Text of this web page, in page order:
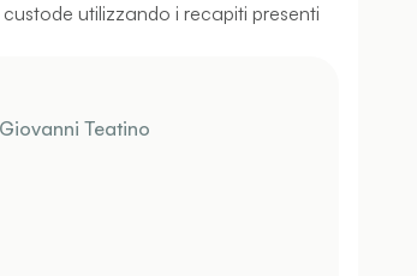
custode utilizzando i recapiti presenti
Teatino